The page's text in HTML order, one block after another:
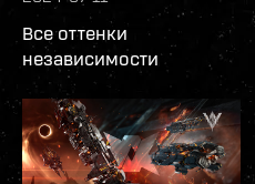
Все оттенки
независимости